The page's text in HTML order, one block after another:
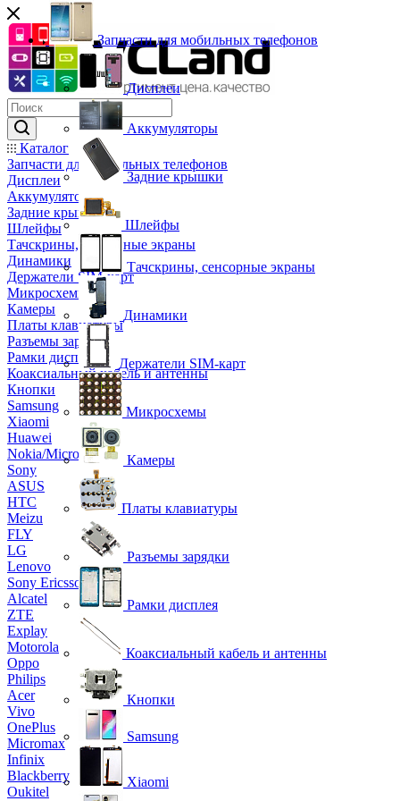
Каталог
Запчасти для мобильных телефонов
Дисплеи
Аккумуляторы
Задние крышки
Шлейфы
Тачскрины, сенсорные экраны
Динамики
Держатели SIM-карт
Микросхемы
Камеры
Платы клавиатуры
Разъемы зарядки
Рамки дисплея
Коаксиальный кабель и антенны
Кнопки
Samsung
Xiaomi
Huawei
Nokia/Microsoft
Sony
ASUS
HTC
Meizu
FLY
LG
Lenovo
Sony Ericsson
Alcatel
ZTE
Explay
Motorola
Oppo
Philips
Acer
Vivo
OnePlus
Micromax
Infinix
Blackberry
Oukitel
Запчасти для мобильных телефонов
Дисплеи
Аккумуляторы
Задние крышки
Шлейфы
Тачскрины, сенсорные экраны
Динамики
Держатели SIM-карт
Микросхемы
Камеры
Платы клавиатуры
Разъемы зарядки
Рамки дисплея
Коаксиальный кабель и антенны
Кнопки
Samsung
Xiaomi